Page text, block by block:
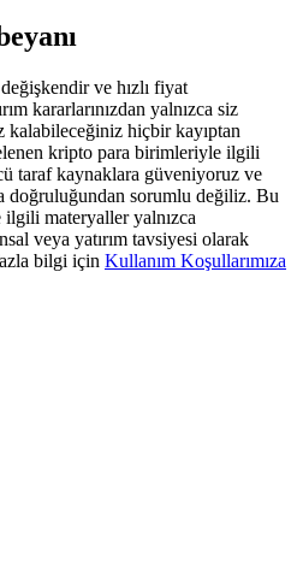
prize pool
500,000 USDT
ve hızlı fiyat
kararlarınızdan yalnızca siz
hiçbir kayıptan
kripto para birimleriyle ilgili
taraf kaynaklara güveniyoruz ve
doğruluğundan sorumlu değiliz. Bu
materyaller yalnızca
veya yatırım tavsiyesi olarak
bilgi için Kullanım Koşullarımıza